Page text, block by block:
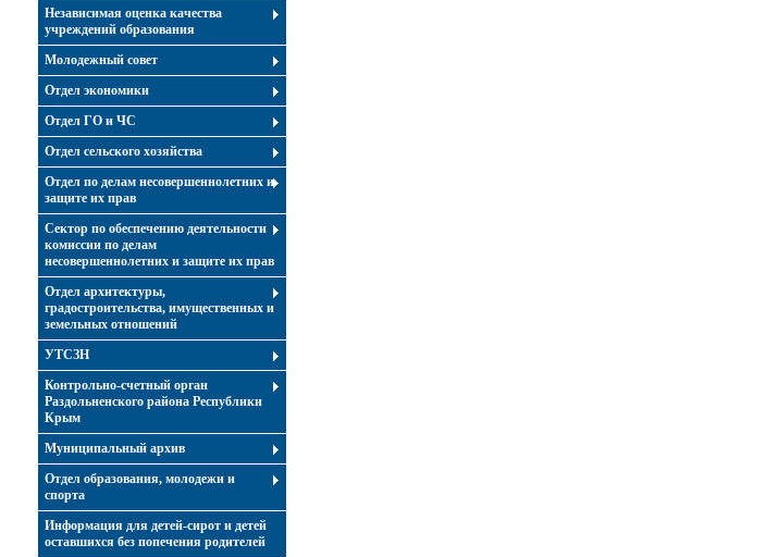
Независимая оценка качества
учреждений образования
Молодежный совет
Отдел экономики
Отдел ГО и ЧС
Отдел сельского хозяйства
Отдел по делам несовершеннолетних и
защите их прав
Сектор по обеспечению деятельности
комиссии по делам
несовершеннолетних и защите их прав
Отдел архитектуры,
градостроительства, имущественных и
земельных отношений
УТСЗН
Контрольно-счетный орган
Раздольненского района Республики
Крым
Муниципальный архив
Отдел образования, молодежи и
спорта
Информация для детей-сирот и детей
оставшихся без попечения родителей